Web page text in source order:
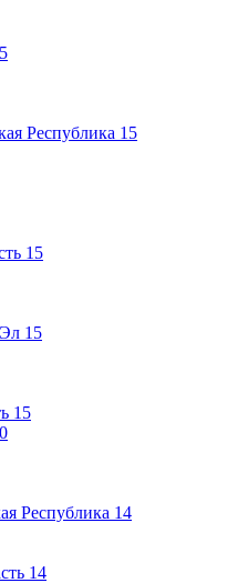
Республика 15
15
15
15
Республика 14
14